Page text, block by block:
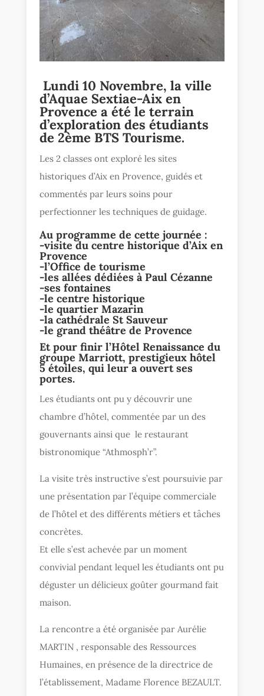
Lundi 10 Novembre, la ville
d’Aquae Sextiae-Aix en
Provence a été le terrain
d’exploration des étudiants
de 2ème BTS Tourisme.
Les 2 classes ont exploré les sites
historiques d’Aix en Provence, guidés et
commentés par leurs soins pour
perfectionner les techniques de guidage.
Au programme de cette journée :
-visite du centre historique d’Aix en
Provence
-l’Office de tourisme
-les allées dédiées à Paul Cézanne
-ses fontaines
-le centre historique
-lequartier Mazarin
-la cathédrale St Sauveur
-le grand théâtre de Provence
Et pour finir l’Hôtel Renaissance du
groupe Marriott,prestigieux hôtel
5 étoiles, qui leur a ouvert ses
portes.
Les étudiants ont pu y découvrir une
chambre d’hôtel, commentée par un des
gouvernants ainsi que le restaurant
bistronomique “Athmosph’r”.
La visite très instructive s’est poursuivie par
une présentation par l’équipe commerciale
de l’hôtel et des différents métiers et tâches
concrètes.
Et elle s’est achevée par un moment
convivial pendant lequel les étudiants ont pu
déguster un délicieux goûter gourmand fait
maison.
La rencontre a été organisée par Aurélie
MARTIN , responsable des Ressources
Humaines, en présence de la directrice de
l’établissement, Madame Florence BEZAULT.